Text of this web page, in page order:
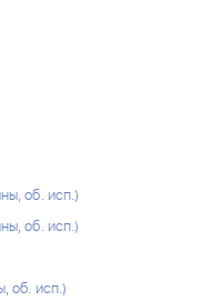
об. исп.)
об. исп.)
об. исп.)